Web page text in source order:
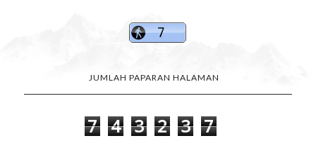
JUMLAH PAPARAN HALAMAN
7 4 3 2 3 7